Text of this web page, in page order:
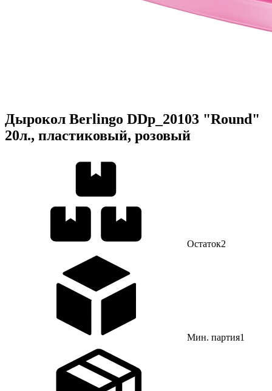
Дырокол Berlingo DDp_20103 "Round"
20л., пластиковый, розовый
Остаток2
Мин. партия1